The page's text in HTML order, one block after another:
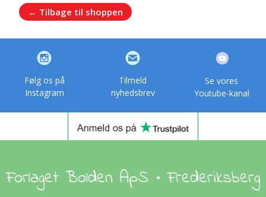
← Tilbage til shoppen
Følg os på
Instagram
Tilmeld
nyhedsbrev
Se vores
Youtube-kanal
Forlaget Bolden ApS • Frederiksberg